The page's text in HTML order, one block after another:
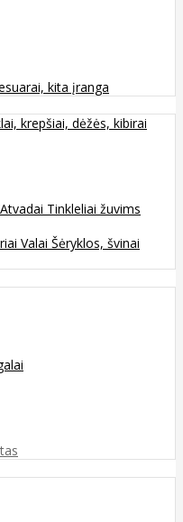
kita įranga
krepšiai, dėžės, kibirai
Tinkleliai žuvims
Valai Šėryklos, švinai